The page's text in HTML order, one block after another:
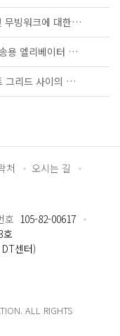
KS B ISO/TS 25740-1 - 에스컬레이터 및 무빙워크에 대한 안전요건 — 제1부: 세계공통 필수 안전요건(GESRs)
KS B ISO/TS 8100-21 - 승객 및 화물 운송용 엘리베이터 —제21부: 세계공통 필수안전요건(GESRs)을 충족하는 세계공통 안전 파라미터(GSPs)
KS C IEC TS 62872 - 산업 시설과 스마트 그리드 사이의 산업 공정 측정, 제어 및 자동화 시스템 인터페이스
처
오시는 길
호 105-82-00617
호
센터)
ALL RIGHTS